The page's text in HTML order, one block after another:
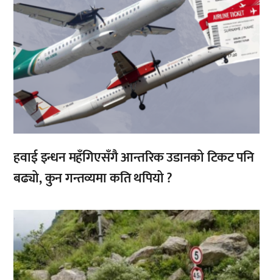
हवाई इन्धन महँगिएसँगै आन्तरिक उडानको टिकट पनि
बढ्यो, कुन गन्तव्यमा कति थपियो ?
,